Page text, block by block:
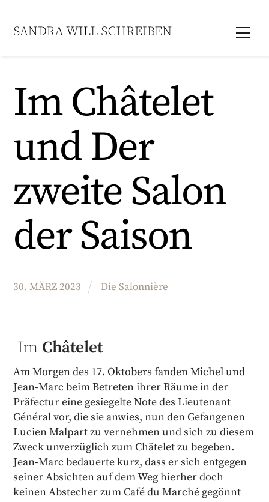
content
Im Châtelet
und Der
zweite Salon
der Saison
30.MÄRZ 2023 Die Salonnière
Im Châtelet
Am Morgen des 17. Oktobers fanden Michel und
Jean-Marc beim Betreten ihrer Räume in der
Präfectur eine gesiegelte Note des Lieutenant
Général vor, die sie anwies, nun den Gefangenen
Lucien Malpart zu vernehmen und sich zu diesem
Zweck unverzüglich zum Chãtelet zu begeben.
Jean-Marc bedauerte kurz, dass er sich entgegen
seiner Absichten auf dem Weg hierher doch
keinen Abstecher zum Café du Marché gegönnt